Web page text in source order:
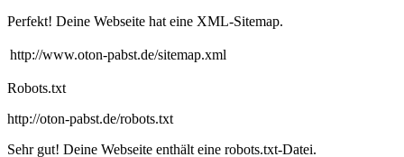
Perfekt! Deine Webseite hat eine XML-Sitemap.
http://www.oton-pabst.de/sitemap.xml
Robots.txt
http://oton-pabst.de/robots.txt
Sehr gut! Deine Webseite enthält eine robots.txt-Datei.